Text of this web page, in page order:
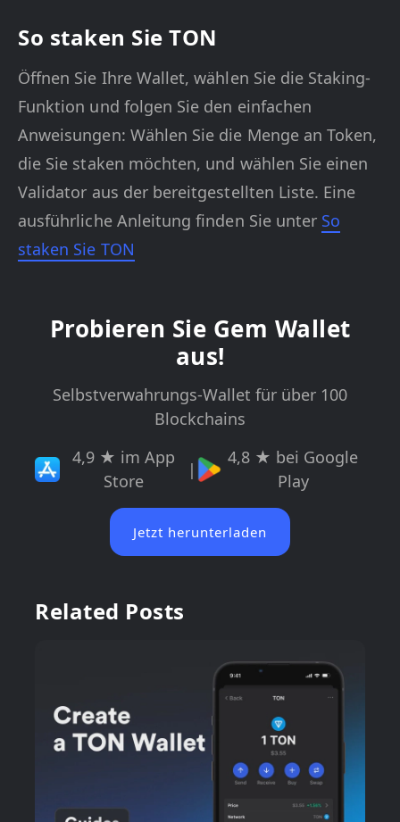
So staken Sie TON
Öffnen Sie Ihre Wallet, wählen Sie die Staking-
Funktion und folgen Sie den einfachen
Anweisungen: Wählen Sie die Menge an Token,
die Sie staken möchten, und wählen Sie einen
Validator aus der bereitgestellten Liste. Eine
ausführliche Anleitung finden Sie unter So
staken Sie TON
Probieren Sie Gem Wallet
aus!
Selbstverwahrungs-Wallet für über 100
Blockchains
4,9 ★ im App
Store
|
4,8 ★ bei Google
Play
Jetzt herunterladen
Related Posts